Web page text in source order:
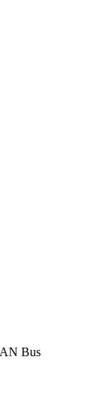
Bus